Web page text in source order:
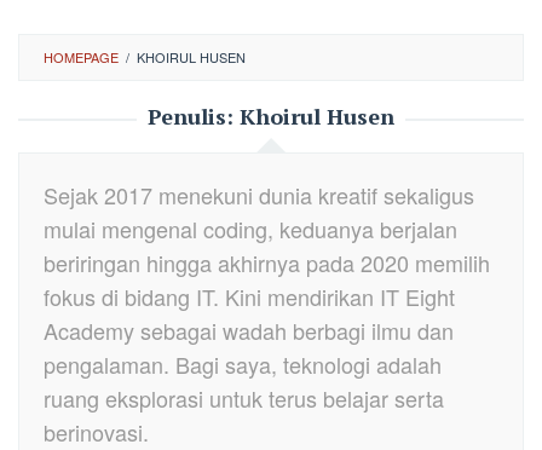
HOMEPAGE / KHOIRUL HUSEN
Penulis: Khoirul Husen
Sejak 2017 menekuni dunia kreatif sekaligus
mulai mengenal coding, keduanya berjalan
beriringan hingga akhirnya pada 2020 memilih
fokus di bidang IT. Kini mendirikan IT Eight
Academy sebagai wadah berbagi ilmu dan
pengalaman. Bagi saya, teknologi adalah
ruang eksplorasi untuk terus belajar serta
berinovasi.